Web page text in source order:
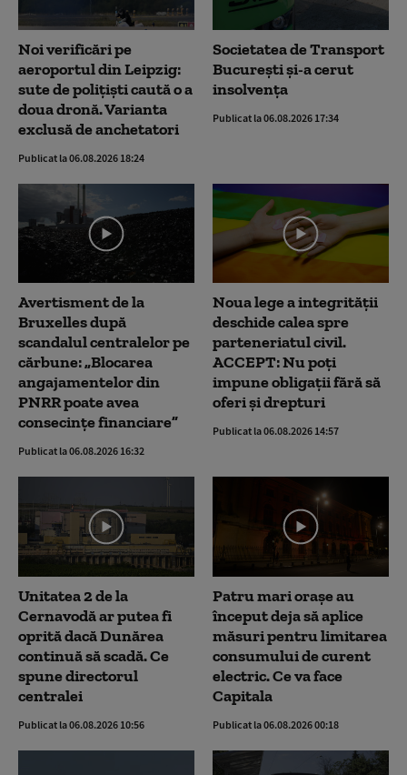
Noi verificări pe
aeroportul din Leipzig:
sute de polițiști caută o a
doua dronă. Varianta
exclusă de anchetatori
Publicat la 06.08.2026 18:24
Societatea de Transport
București și-a cerut
insolvența
Publicat la 06.08.2026 17:34
Avertisment de la
Bruxelles după
scandalul centralelor pe
cărbune: „Blocarea
angajamentelor din
PNRR poate avea
consecințe financiare”
Publicat la 06.08.2026 16:32
Noua lege a integrității
deschide calea spre
parteneriatul civil.
ACCEPT: Nu poți
impune obligații fără să
oferi și drepturi
Publicat la 06.08.2026 14:57
Unitatea 2 de la
Cernavodă ar putea fi
oprită dacă Dunărea
continuă să scadă. Ce
spune directorul
centralei
Publicat la 06.08.2026 10:56
Patru mari orașe au
început deja să aplice
măsuri pentru limitarea
consumului de curent
electric. Ce va face
Capitala
Publicat la 06.08.2026 00:18